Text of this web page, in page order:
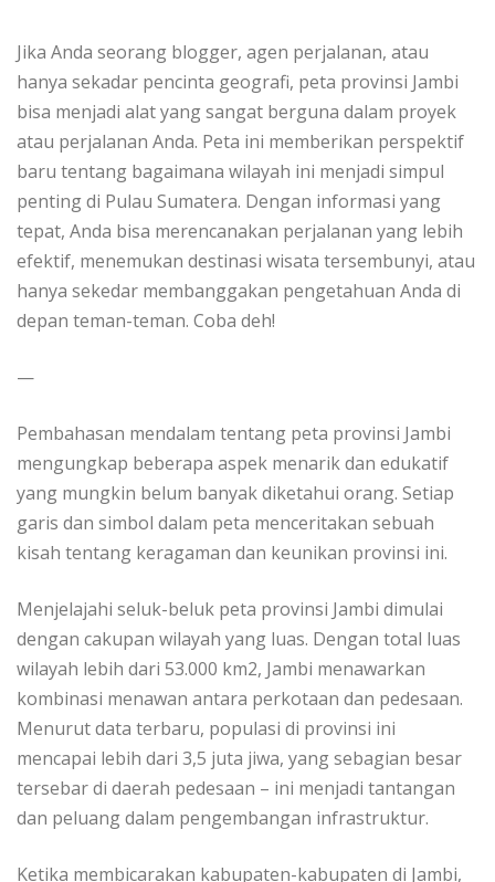
Jika Anda seorang blogger, agen perjalanan, atau
hanya sekadar pencinta geografi, peta provinsi Jambi
bisa menjadi alat yang sangat berguna dalam proyek
atau perjalanan Anda. Peta ini memberikan perspektif
baru tentang bagaimana wilayah ini menjadi simpul
penting di Pulau Sumatera. Dengan informasi yang
tepat, Anda bisa merencanakan perjalanan yang lebih
efektif, menemukan destinasi wisata tersembunyi, atau
hanya sekedar membanggakan pengetahuan Anda di
depan teman-teman. Coba deh!
—
Pembahasan mendalam tentang peta provinsi Jambi
mengungkap beberapa aspek menarik dan edukatif
yang mungkin belum banyak diketahui orang. Setiap
garis dan simbol dalam peta menceritakan sebuah
kisah tentang keragaman dan keunikan provinsi ini.
Menjelajahi seluk-beluk peta provinsi Jambi dimulai
dengan cakupan wilayah yang luas. Dengan total luas
wilayah lebih dari 53.000 km2, Jambi menawarkan
kombinasi menawan antara perkotaan dan pedesaan.
Menurut data terbaru, populasi di provinsi ini
mencapai lebih dari 3,5 juta jiwa, yang sebagian besar
tersebar di daerah pedesaan – ini menjadi tantangan
dan peluang dalam pengembangan infrastruktur.
Ketika membicarakan kabupaten-kabupaten di Jambi,